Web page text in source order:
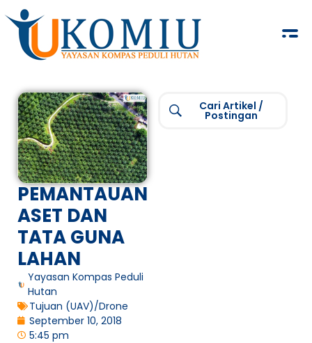
PEMANTAUAN
ASET DAN
TATA GUNA
LAHAN
Yayasan Kompas Peduli
Hutan
Tujuan (UAV)/Drone
September 10, 2018
5:45 pm
Cari Artikel /
Postingan